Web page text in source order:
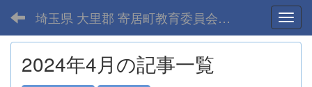
埼玉県 大里郡 寄居町教育委員会-home
2024年4月の記事一覧